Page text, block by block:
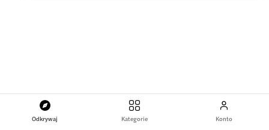
Odkrywaj Kategorie Konto